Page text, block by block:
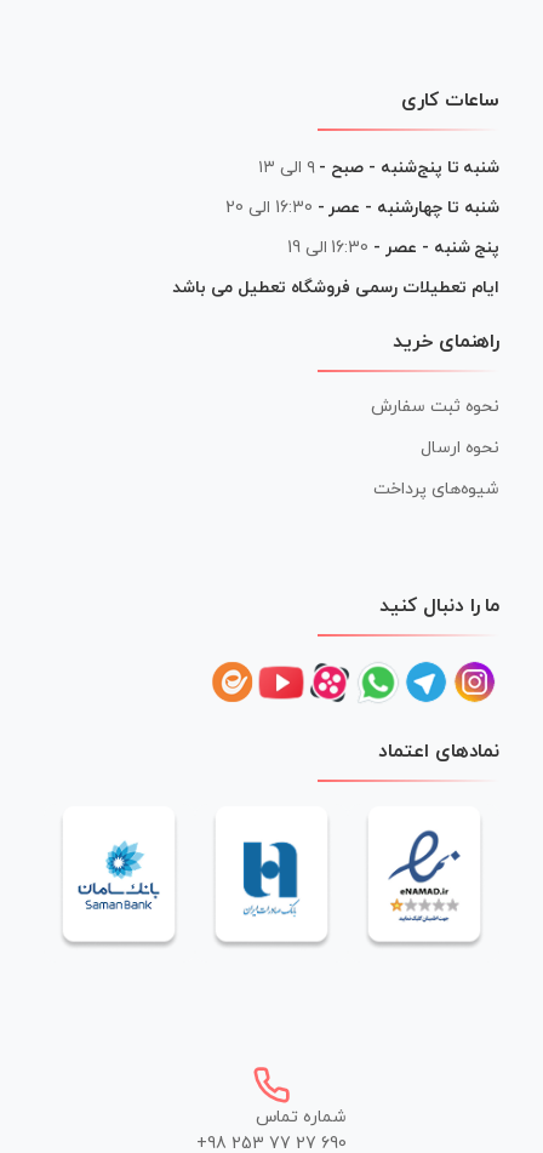
ساعات کاری
شنبه تا پنج‌شنبه - صبح - ۹ الی ۱۳
شنبه تا چهارشنبه - عصر - 16:30 الی 20
پنج شنبه - عصر - 16:30 الی 19
ایام تعطیلات رسمی فروشگاه تعطیل می باشد
راهنمای خرید
نحوه ثبت سفارش
نحوه ارسال
شیوه‌های پرداخت
ما را دنبال کنید
نمادهای اعتماد
شماره تماس
+98 253 77 27 690